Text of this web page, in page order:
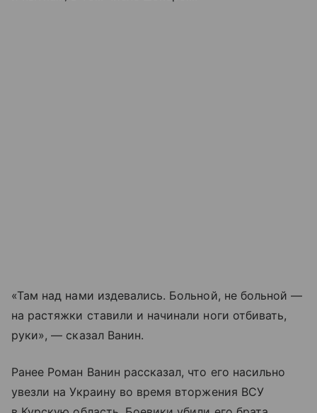
«Там над нами издевались. Больной, не больной —
на растяжки ставили и начинали ноги отбивать,
руки», — сказал Ванин.
Ранее Роман Ванин рассказал, что его насильно
увезли на Украину во время вторжения ВСУ